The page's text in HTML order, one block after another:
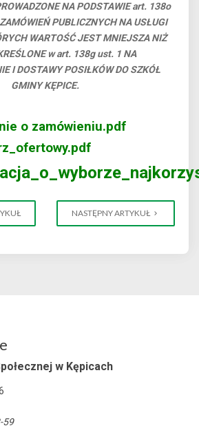
NA PODSTAWIE art. 138o
PUBLICZNYCH NA USŁUGI
WARTOŚĆ JEST MNIEJSZA NIŻ
w art. 138g ust. 1 NA
I DOSTAWY POSIŁKÓW DO SZKÓŁ
GMINY KĘPICE.
o zamówieniu.pdf
NASTĘPNY ARTYKUŁ
w Kępicach
59